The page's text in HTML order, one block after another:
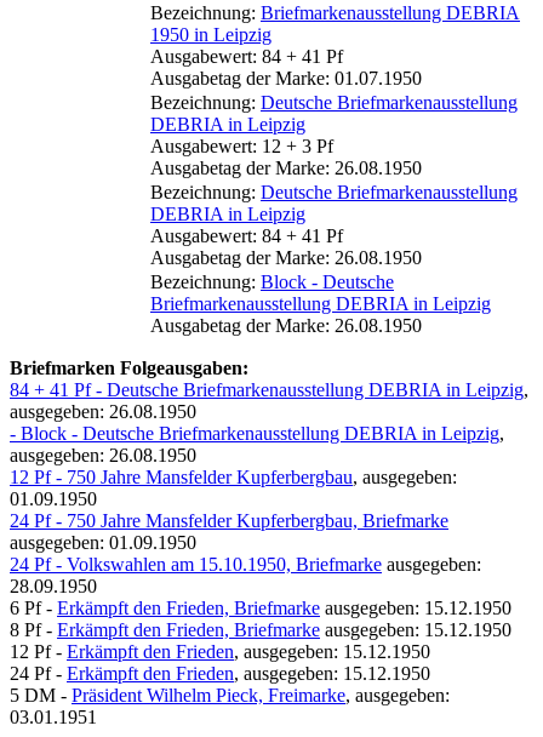
Bezeichnung: Briefmarkenausstellung DEBRIA
1950 in Leipzig
Ausgabewert: 84 + 41 Pf
Ausgabetag der Marke: 01.07.1950
Bezeichnung: Deutsche Briefmarkenausstellung
DEBRIA in Leipzig
Ausgabewert: 12 + 3 Pf
Ausgabetag der Marke: 26.08.1950
Bezeichnung: Deutsche Briefmarkenausstellung
DEBRIA in Leipzig
Ausgabewert: 84 + 41 Pf
Ausgabetag der Marke: 26.08.1950
Bezeichnung: Block - Deutsche
Briefmarkenausstellung DEBRIA in Leipzig
Ausgabetag der Marke: 26.08.1950
Briefmarken Folgeausgaben:
84 + 41 Pf - Deutsche Briefmarkenausstellung DEBRIA in Leipzig,
ausgegeben: 26.08.1950
- Block - Deutsche Briefmarkenausstellung DEBRIA in Leipzig,
ausgegeben: 26.08.1950
12 Pf - 750 Jahre Mansfelder Kupferbergbau, ausgegeben:
01.09.1950
24 Pf - 750 Jahre Mansfelder Kupferbergbau, Briefmarke
ausgegeben: 01.09.1950
24 Pf - Volkswahlen am 15.10.1950, Briefmarke ausgegeben:
28.09.1950
6 Pf - Erkämpft den Frieden, Briefmarke ausgegeben: 15.12.1950
8 Pf - Erkämpft den Frieden, Briefmarke ausgegeben: 15.12.1950
12 Pf - Erkämpft den Frieden, ausgegeben: 15.12.1950
24 Pf - Erkämpft den Frieden, ausgegeben: 15.12.1950
5 DM - Präsident Wilhelm Pieck, Freimarke, ausgegeben:
03.01.1951